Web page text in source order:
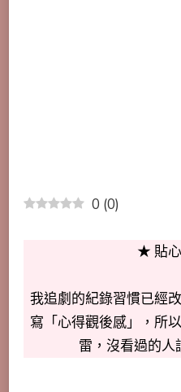
0 (0)
★ 貼
我追劇的紀錄習慣已經
寫「心得觀後感」，所
雷，沒看過的人